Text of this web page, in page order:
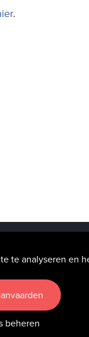
te analyseren en
beheren
.
nunc.be
onzeAlgemene